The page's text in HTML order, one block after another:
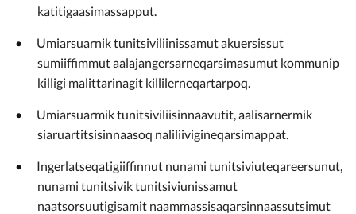
katitigaasimassapput.
Umiarsuarnik tunitsiviliinissamut akuersissut
sumiiffimmut aalajangersarneqarsimasumut kommunip
killigi malittarinagit killilerneqartarpoq.
Umiarsuarmik tunitsiviliisinnaavutit, aalisarnermik
siaruartitsisinnaasoq naliliivigineqarsimappat.
Ingerlatseqatigiiffinnut nunami tunitsiviuteqareersunut,
nunami tunitsivik tunitsiviunissamut
naatsorsuutigisamit naammassisaqarsinnaassutsimut